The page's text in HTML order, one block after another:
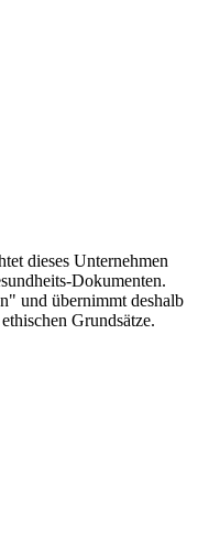
dieses Unternehmen
Dokumenten.
und übernimmt deshalb
Grundsätze.